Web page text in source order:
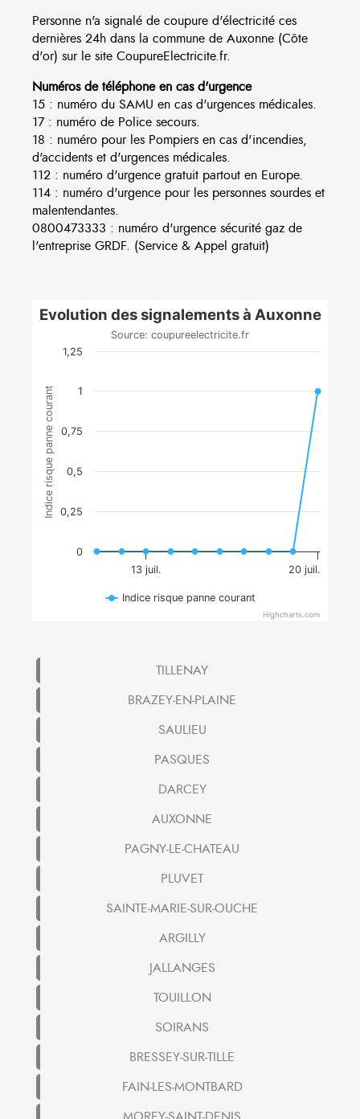
Personne n'a signalé de coupure d'électricité ces
dernières 24h dans la commune de Auxonne (Côte
d'or) sur le site CoupureElectricite.fr.
Numéros de téléphone en cas d'urgence
15 : numéro du SAMU en cas d'urgences médicales.
17 : numéro de Police secours.
18 : numéro pour les Pompiers en cas d'incendies,
d'accidents et d'urgences médicales.
112 : numéro d'urgence gratuit partout en Europe.
114 : numéro d'urgence pour les personnes sourdes et
malentendantes.
0800473333 : numéro d'urgence sécurité gaz de
l'entreprise GRDF. (Service & Appel gratuit)
Indice risque panne courant
Evolution des signalements à Auxonne
Source: coupureelectricite.fr
13 juil. 20 juil.
0
0,25
0,5
0,75
1
1,25
Indice risque panne courant
Highcharts.com
TILLENAY
BRAZEY-EN-PLAINE
SAULIEU
PASQUES
DARCEY
AUXONNE
PAGNY-LE-CHATEAU
PLUVET
SAINTE-MARIE-SUR-OUCHE
ARGILLY
JALLANGES
TOUILLON
SOIRANS
BRESSEY-SUR-TILLE
FAIN-LES-MONTBARD